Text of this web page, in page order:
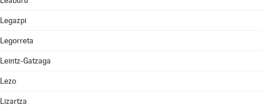
Legazpi
Legorreta
Leintz-Gatzaga
Lezo
Lizartza